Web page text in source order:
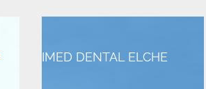
IMED DENTAL ELCHE